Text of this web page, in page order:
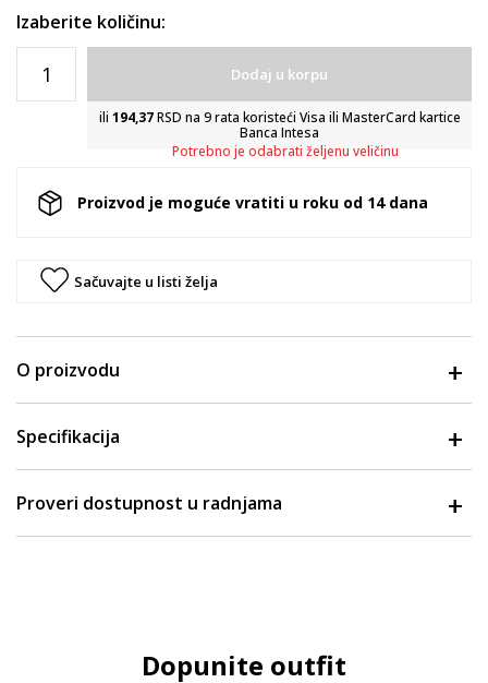
Izaberite količinu:
Dodaj u korpu
ili 194,37RSD na 9 rata koristeći Visa ili MasterCard kartice
Banca Intesa
Potrebno je odabrati željenu veličinu
Proizvod je moguće vratiti u roku od 14 dana
Sačuvajte u listi želja
O proizvodu
Specifikacija
Proveri dostupnost u radnjama
Dopunite outfit